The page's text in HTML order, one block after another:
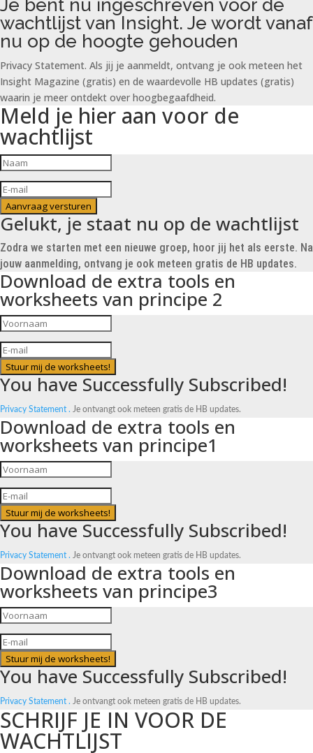
Je bent nu ingeschreven voor de
wachtlijst van Insight. Je wordt vanaf
nu op de hoogte gehouden
Privacy Statement. Als jij je aanmeldt, ontvang je ook meteen het
Insight Magazine (gratis) en de waardevolle HB updates (gratis)
waarin je meer ontdekt over hoogbegaafdheid.
Meld je hier aan voor de
wachtlijst
Aanvraag versturen
Gelukt, je staat nu op de wachtlijst
Zodra we starten met een nieuwe groep, hoor jij het als eerste. Na
jouw aanmelding, ontvang je ook meteen gratis de HB updates.
Download de extra tools en
worksheets van principe 2
Stuur mij de worksheets!
You have Successfully Subscribed!
Privacy Statement . Je ontvangt ook meteen gratis de HB updates.
Download de extra tools en
worksheets van principe1
Stuur mij de worksheets!
You have Successfully Subscribed!
Privacy Statement . Je ontvangt ook meteen gratis de HB updates.
Download de extra tools en
worksheets van principe3
Stuur mij de worksheets!
You have Successfully Subscribed!
Privacy Statement . Je ontvangt ook meteen gratis de HB updates.
SCHRIJF JE IN VOOR DE
WACHTLIJST